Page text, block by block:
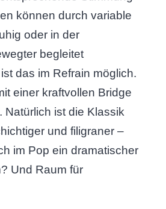
können durch variable
oder in der
begleitet
das im Refrain möglich.
einer kraftvollen Bridge
Natürlich ist die Klassik
und filigraner –
im Pop ein dramatischer
Und Raum für